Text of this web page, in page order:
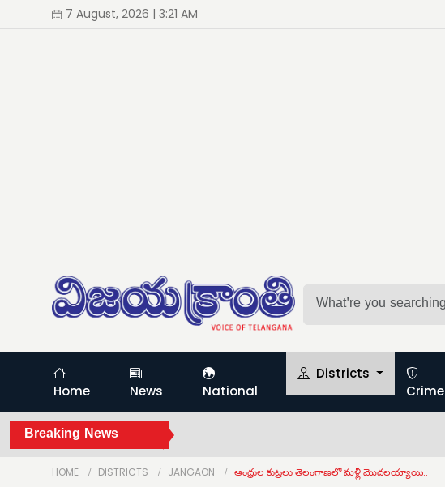
7 August, 2026 | 3:21 AM
Home News National
Districts
Crime
Breaking News
HOME DISTRICTS JANGAON ఆంధ్రుల కుట్రలు తెలంగాణలో మళ్లీ మొదలయ్యాయి..